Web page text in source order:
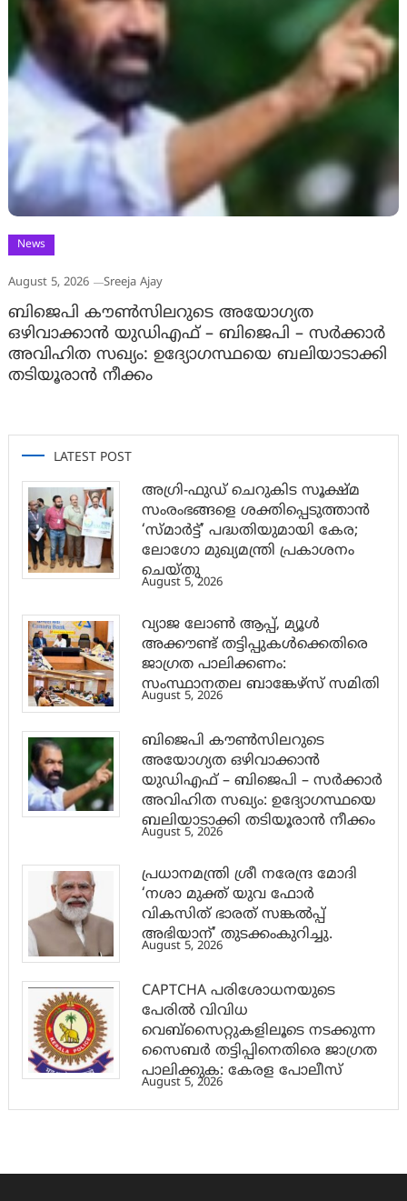
News
August 5, 2026 Sreeja Ajay
ബിജെപി കൗൺസിലറുടെ അയോഗ്യത
ഒഴിവാക്കാൻ യുഡിഎഫ് – ബിജെപി – സർക്കാർ
അവിഹിത സഖ്യം: ഉദ്യോഗസ്ഥയെ ബലിയാടാക്കി
തടിയൂരാൻ നീക്കം
LATEST POST
അഗ്രി-ഫുഡ് ചെറുകിട സൂക്ഷ്മ
സംരംഭങ്ങളെ ശക്തിപ്പെടുത്താന്‍
‘സ്മാര്‍ട്ട്’ പദ്ധതിയുമായി കേര;
ലോഗോ മുഖ്യമന്ത്രി പ്രകാശനം
ചെയ്തു
August 5, 2026
വ്യാജ ലോൺ ആപ്പ്, മ്യൂൾ
അക്കൗണ്ട് തട്ടിപ്പുകൾക്കെതിരെ
ജാ​ഗ്രത പാലിക്കണം:
സംസ്ഥാനതല ബാങ്കേഴ്സ് സമിതി
August 5, 2026
ബിജെപി കൗൺസിലറുടെ
അയോഗ്യത ഒഴിവാക്കാൻ
യുഡിഎഫ് – ബിജെപി – സർക്കാർ
അവിഹിത സഖ്യം: ഉദ്യോഗസ്ഥയെ
ബലിയാടാക്കി തടിയൂരാൻ നീക്കം
August 5, 2026
പ്രധാനമന്ത്രി ശ്രീ നരേന്ദ്ര മോദി
‘നശാ മുക്ത് യുവ ഫോർ
വികസിത് ഭാരത് സങ്കൽപ്പ്
അഭിയാന്’ തുടക്കംകുറിച്ചു.
August 5, 2026
CAPTCHA പരിശോധനയുടെ
പേരില്‍ വിവിധ
വെബ്സൈറ്റുകളിലൂടെ നടക്കുന്ന
സൈബര്‍ തട്ടിപ്പിനെതിരെ ജാഗ്രത
പാലിക്കുക: കേരള പോലീസ്
August 5, 2026